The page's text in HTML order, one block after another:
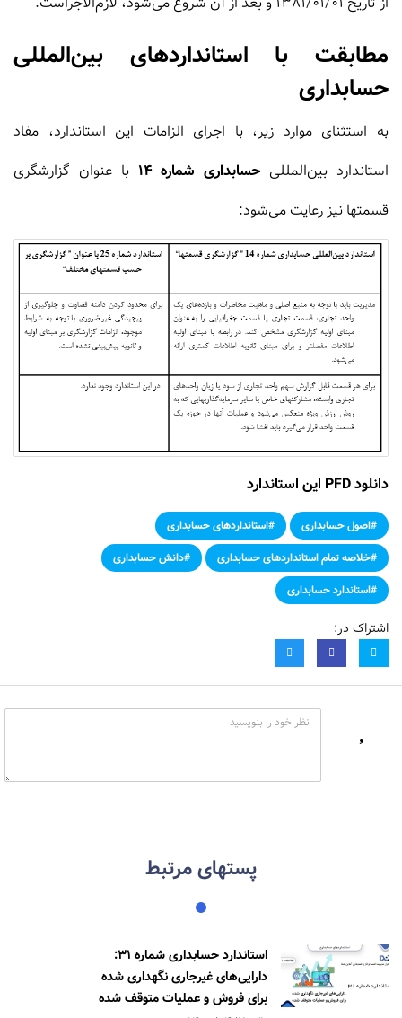
مطابقتبا استانداردهای بینالمللی
حسابداری
به‌ استثنای‌ موارد زیر، با اجرای‌ الزامات‌ این‌ استاندارد، مفاد
استاندارد بین‌المللی‌ حسابداری‌ شماره‌ 14
با عنوان‌ گزارشگری‌
قسمتها نیز رعایت‌ می‌شود:
دانلود PFD این استاندارد
#اصول حسابداری
#استانداردهای حسابداری
#خلاصه تمام استانداردهای حسابداری
#دانش حسابداری
#استاندارد حسابداری
اشتراک در:
پستهای مرتبط
استاندارد حسابداری شماره 31:
دارایی‌های غیرجاری نگهداری شده
برای فروش و عملیات متوقف شده